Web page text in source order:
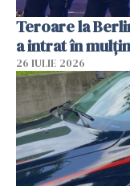
Teroare la
a intrat în
26 IULIE 2026